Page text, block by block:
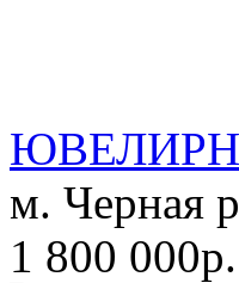
м. Черная
1 800 000р.